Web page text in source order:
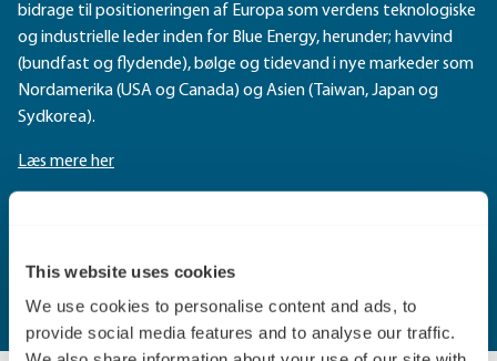
This website uses cookies
We use cookies to personalise content and ads, to
provide social media features and to analyse our traffic.
bidrage til positioneringen af Europa som verdens teknologiske
og industrielle leder inden for Blue Energy, herunder; havvind
(bundfast og flydende), bølge og tidevand i nye markeder som
Nordamerika (USA og Canada) og Asien (Taiwan, Japan og
Sydkorea).
Læs mere her